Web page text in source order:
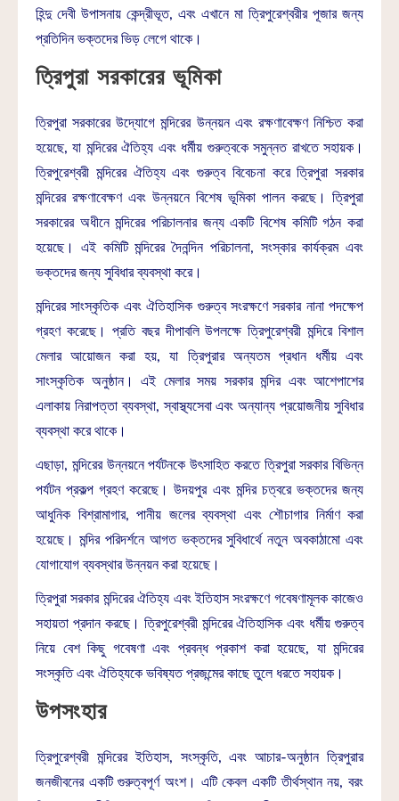
হিন্দু দেবী উপাসনায় কেন্দ্রীভূত, এবং এখানে মা ত্রিপুরেশ্বরীর পূজার জন্য
প্রতিদিন ভক্তদের ভিড় লেগে থাকে।
ত্রিপুরা সরকারের ভূমিকা
ত্রিপুরা সরকারের উদ্যোগে মন্দিরের উন্নয়ন এবং রক্ষণাবেক্ষণ নিশ্চিত করা
হয়েছে, যা মন্দিরের ঐতিহ্য এবং ধর্মীয় গুরুত্বকে সমুন্নত রাখতে সহায়ক।
ত্রিপুরেশ্বরী মন্দিরের ঐতিহ্য এবং গুরুত্ব বিবেচনা করে ত্রিপুরা সরকার
মন্দিরের রক্ষণাবেক্ষণ এবং উন্নয়নে বিশেষ ভূমিকা পালন করছে। ত্রিপুরা
সরকারের অধীনে মন্দিরের পরিচালনার জন্য একটি বিশেষ কমিটি গঠন করা
হয়েছে। এই কমিটি মন্দিরের দৈনন্দিন পরিচালনা, সংস্কার কার্যক্রম এবং
ভক্তদের জন্য সুবিধার ব্যবস্থা করে।
মন্দিরের সাংস্কৃতিক এবং ঐতিহাসিক গুরুত্ব সংরক্ষণে সরকার নানা পদক্ষেপ
গ্রহণ করেছে। প্রতি বছর দীপাবলি উপলক্ষে ত্রিপুরেশ্বরী মন্দিরে বিশাল
মেলার আয়োজন করা হয়, যা ত্রিপুরার অন্যতম প্রধান ধর্মীয় এবং
সাংস্কৃতিক অনুষ্ঠান। এই মেলার সময় সরকার মন্দির এবং আশেপাশের
এলাকায় নিরাপত্তা ব্যবস্থা, স্বাস্থ্যসেবা এবং অন্যান্য প্রয়োজনীয় সুবিধার
ব্যবস্থা করে থাকে।
এছাড়া, মন্দিরের উন্নয়নে পর্যটনকে উৎসাহিত করতে ত্রিপুরা সরকার বিভিন্ন
পর্যটন প্রকল্প গ্রহণ করেছে। উদয়পুর এবং মন্দির চত্বরে ভক্তদের জন্য
আধুনিক বিশ্রামাগার, পানীয় জলের ব্যবস্থা এবং শৌচাগার নির্মাণ করা
হয়েছে। মন্দির পরিদর্শনে আগত ভক্তদের সুবিধার্থে নতুন অবকাঠামো এবং
যোগাযোগ ব্যবস্থার উন্নয়ন করা হয়েছে।
ত্রিপুরা সরকার মন্দিরের ঐতিহ্য এবং ইতিহাস সংরক্ষণে গবেষণামূলক কাজেও
সহায়তা প্রদান করছে। ত্রিপুরেশ্বরী মন্দিরের ঐতিহাসিক এবং ধর্মীয় গুরুত্ব
নিয়ে বেশ কিছু গবেষণা এবং প্রবন্ধ প্রকাশ করা হয়েছে, যা মন্দিরের
সংস্কৃতি এবং ঐতিহ্যকে ভবিষ্যত প্রজন্মের কাছে তুলে ধরতে সহায়ক।
উপসংহার
ত্রিপুরেশ্বরী মন্দিরের ইতিহাস, সংস্কৃতি, এবং আচার-অনুষ্ঠান ত্রিপুরার
জনজীবনের একটি গুরুত্বপূর্ণ অংশ। এটি কেবল একটি তীর্থস্থান নয়, বরং